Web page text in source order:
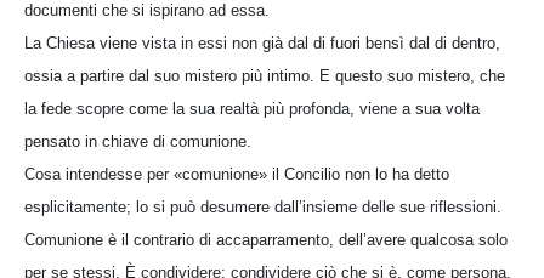
documenti che si ispirano ad essa.
La Chiesa viene vista in essi non già dal di fuori bensì dal di dentro,
ossia a partire dal suo mistero più intimo. E questo suo mistero, che
la fede scopre come la sua realtà più profonda, viene a sua volta
pensato in chiave di comunione.
Cosa intendesse per «comunione» il Concilio non lo ha detto
esplicitamente; lo si può desumere dall’insieme delle sue riflessioni.
Comunione è il contrario di accaparramento, dell’avere qualcosa solo
per se stessi. È condividere; condividere ciò che si è, come persona,